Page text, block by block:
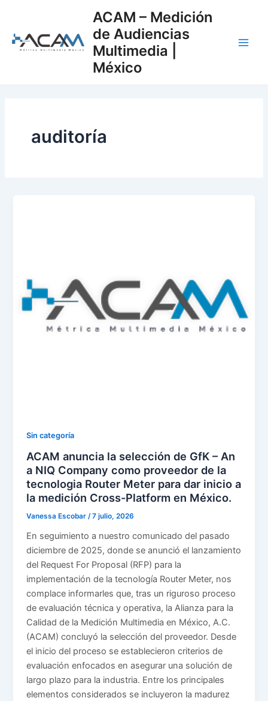
contenido
ACAM – Medición
de Audiencias
Multimedia |
México
auditoría
Sin categoría
ACAM anuncia la selección de GfK – An
a NIQ Company como proveedor de la
tecnologia Router Meter para dar inicio a
la medición Cross-Platform en México.
Vanessa Escobar /7 julio, 2026
En seguimiento a nuestro comunicado del pasado
diciembre de 2025, donde se anunció el lanzamiento
del Request For Proposal (RFP) para la
implementación de la tecnología Router Meter, nos
complace informarles que, tras un riguroso proceso
de evaluación técnica y operativa, la Alianza para la
Calidad de la Medición Multimedia en México, A.C.
(ACAM) concluyó la selección del proveedor. Desde
el inicio del proceso se establecieron criterios de
evaluación enfocados en asegurar una solución de
largo plazo para la industria. Entre los principales
elementos considerados se incluyeron la madurez